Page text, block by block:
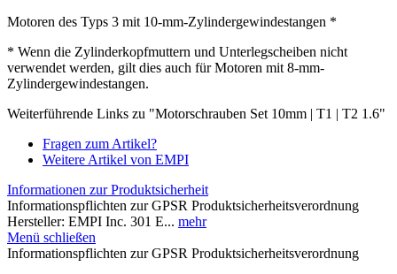
Motoren des Typs 3 mit 10-mm-Zylindergewindestangen *
* Wenn die Zylinderkopfmuttern und Unterlegscheiben nicht
verwendet werden, gilt dies auch für Motoren mit 8-mm-
Zylindergewindestangen.
Weiterführende Links zu "Motorschrauben Set 10mm | T1 | T2 1.6"
Fragen zum Artikel?
Weitere Artikel von EMPI
Informationen zur Produktsicherheit
Informationspflichten zur GPSR Produktsicherheitsverordnung
Hersteller: EMPI Inc. 301 E... mehr
Menü schließen
Informationspflichten zur GPSR Produktsicherheitsverordnung